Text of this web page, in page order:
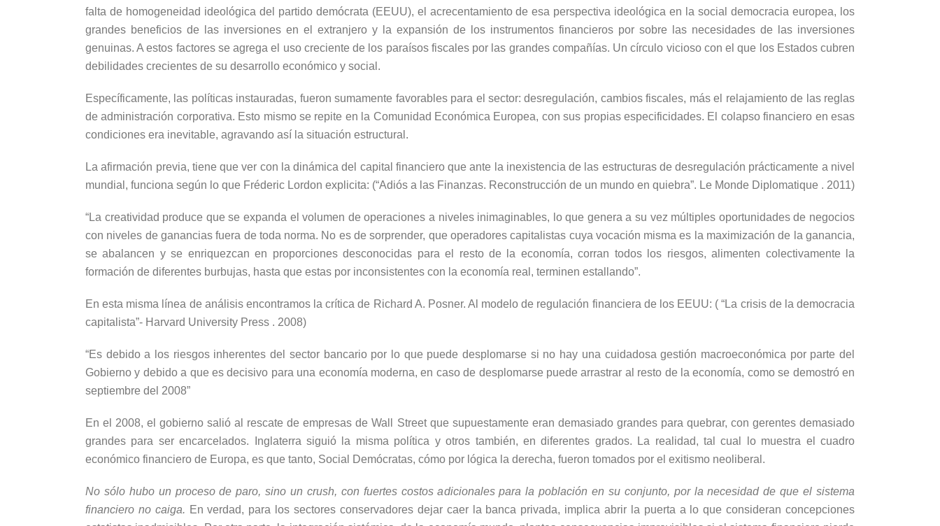
falta de homogeneidad ideológica del partido demócrata (EEUU), el acrecentamiento de esa perspectiva ideológica en la social democracia europea, los
grandes beneficios de las inversiones en el extranjero y la expansión de los instrumentos financieros por sobre las necesidades de las inversiones
genuinas. A estos factores se agrega el uso creciente de los paraísos fiscales por las grandes compañías. Un círculo vicioso con el que los Estados cubren
debilidades crecientes de su desarrollo económico y social.
Específicamente, las políticas instauradas, fueron sumamente favorables para el sector: desregulación, cambios fiscales, más el relajamiento de las reglas
de administración corporativa. Esto mismo se repite en la Comunidad Económica Europea, con sus propias especificidades. El colapso financiero en esas
condiciones era inevitable, agravando así la situación estructural.
La afirmación previa, tiene que ver con la dinámica del capital financiero que ante la inexistencia de las estructuras de desregulación prácticamente a nivel
mundial, funciona según lo que Fréderic Lordon explicita: (“Adiós a las Finanzas. Reconstrucción de un mundo en quiebra”. Le Monde Diplomatique . 2011)
“La creatividad produce que se expanda el volumen de operaciones a niveles inimaginables, lo que genera a su vez múltiples oportunidades de negocios
con niveles de ganancias fuera de toda norma. No es de sorprender, que operadores capitalistas cuya vocación misma es la maximización de la ganancia,
se abalancen y se enriquezcan en proporciones desconocidas para el resto de la economía, corran todos los riesgos, alimenten colectivamente la
formación de diferentes burbujas, hasta que estas por inconsistentes con la economía real, terminen estallando”.
En esta misma línea de análisis encontramos la crítica de Richard A. Posner. Al modelo de regulación financiera de los EEUU: ( “La crisis de la democracia
capitalista”- Harvard University Press . 2008)
“Es debido a los riesgos inherentes del sector bancario por lo que puede desplomarse si no hay una cuidadosa gestión macroeconómica por parte del
Gobierno y debido a que es decisivo para una economía moderna, en caso de desplomarse puede arrastrar al resto de la economía, como se demostró en
septiembre del 2008”
En el 2008, el gobierno salió al rescate de empresas de Wall Street que supuestamente eran demasiado grandes para quebrar, con gerentes demasiado
grandes para ser encarcelados. Inglaterra siguió la misma política y otros también, en diferentes grados. La realidad, tal cual lo muestra el cuadro
económico financiero de Europa, es que tanto, Social Demócratas, cómo por lógica la derecha, fueron tomados por el exitismo neoliberal.
No sólo hubo un proceso de paro, sino un crush, con fuertes costos adicionales para la población en su conjunto, por la necesidad de que el sistema
financiero no caiga. En verdad, para los sectores conservadores dejar caer la banca privada, implica abrir la puerta a lo que consideran concepciones